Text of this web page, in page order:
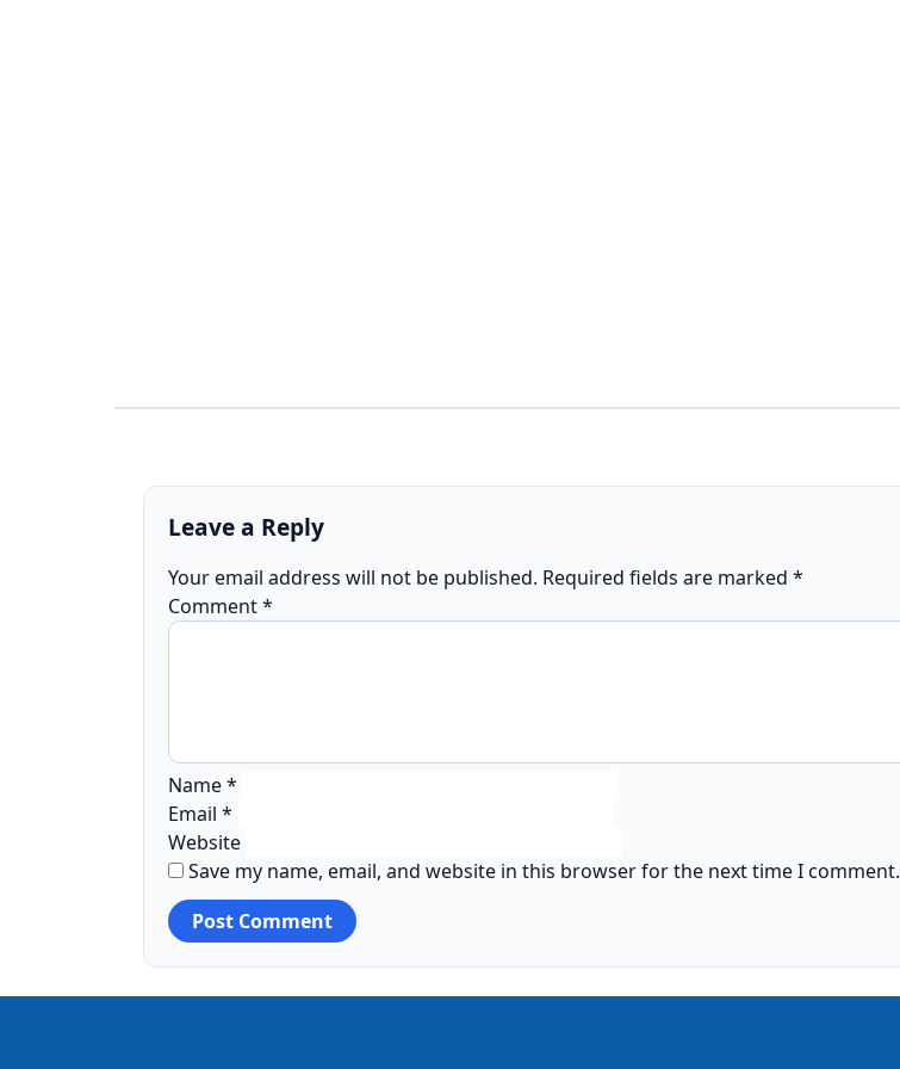
Leave a Reply
Your email address will not be published. Required fields are marked *
Comment*
Name*
Email *
Website
Save my name, email, and website in this browser for the next time I comment.